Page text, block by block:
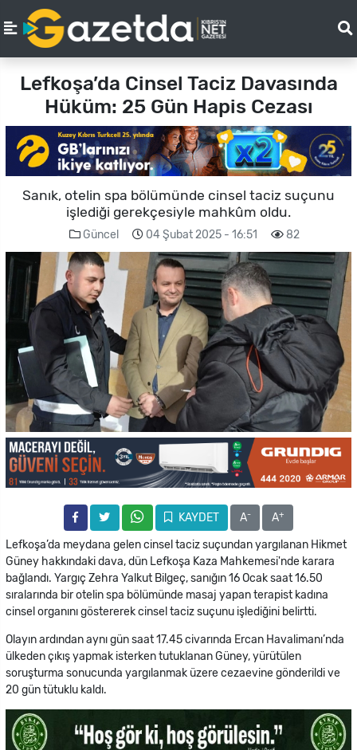
Lefkoşa’da Cinsel Taciz Davasında
Hüküm: 25 Gün Hapis Cezası
Sanık, otelin spa bölümünde cinsel taciz suçunu
işlediği gerekçesiyle mahkûm oldu.
Güncel 04 Şubat 2025 - 16:51 82
KAYDET A- A+
Lefkoşa’da meydana gelen cinsel taciz suçundan yargılanan Hikmet
Güney hakkındaki dava, dün Lefkoşa Kaza Mahkemesi'nde karara
bağlandı. Yargıç Zehra Yalkut Bilgeç, sanığın 16 Ocak saat 16.50
sıralarında bir otelin spa bölümünde masaj yapan terapist kadına
cinsel organını göstererek cinsel taciz suçunu işlediğini belirtti.
Olayın ardından aynı gün saat 17.45 civarında Ercan Havalimanı’nda
ülkeden çıkış yapmak isterken tutuklanan Güney, yürütülen
soruşturma sonucunda yargılanmak üzere cezaevine gönderildi ve
20 gün tütuklu kaldı.